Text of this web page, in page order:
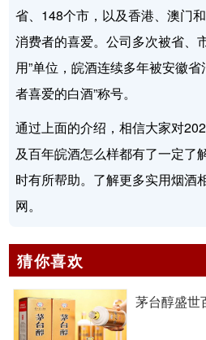
省、148个市，以及香港、澳门
消费者的喜爱。公司多次被省、
用”单位，皖酒连续多年被安徽
者喜爱的白酒”称号。
通过上面的介绍，相信大家对
及百年皖酒怎么样都有了一定了
时有所帮助。了解更多实用烟酒
网。
猜你喜欢
茅台醇盛世